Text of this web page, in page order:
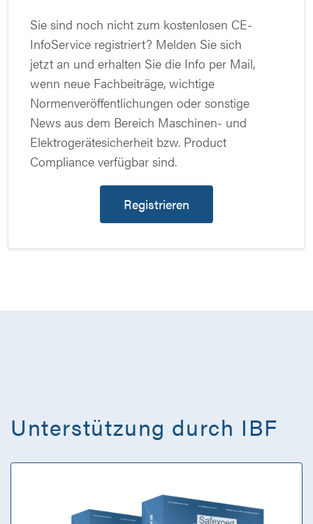
Sie sind noch nicht zum kostenlosen CE-
InfoService registriert? Melden Sie sich
jetzt an und erhalten Sie die Info per Mail,
wenn neue Fachbeiträge, wichtige
Normenveröffentlichungen oder sonstige
News aus dem Bereich Maschinen- und
Elektrogerätesicherheit bzw. Product
Compliance verfügbar sind.
Registrieren
Unterstützung durch IBF